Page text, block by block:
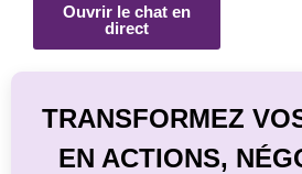
Ouvrir le chat en
direct
TRANSFORMEZ
EN ACTIONS,